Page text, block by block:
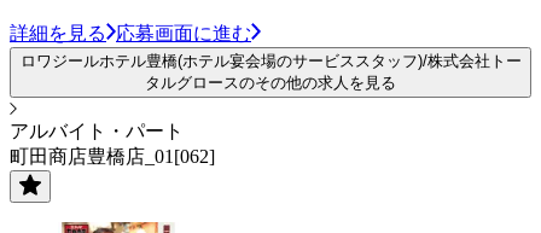
詳細を見る 応募画面に進む
ロワジールホテル豊橋(ホテル宴会場のサービススタッフ)/株式会社トー
タルグロースのその他の求人を見る
アルバイト・パート
町田商店豊橋店_01[062]